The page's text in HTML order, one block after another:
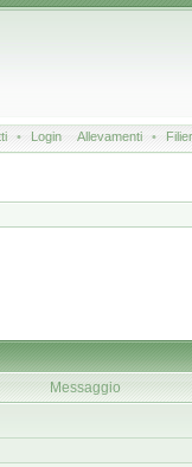
• Login Allevamenti •
Messaggio